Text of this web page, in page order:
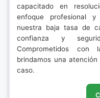
capacitado en
enfoque profesional
nuestra baja tasa de
confianza y
Comprometidos
brindamos una
caso.